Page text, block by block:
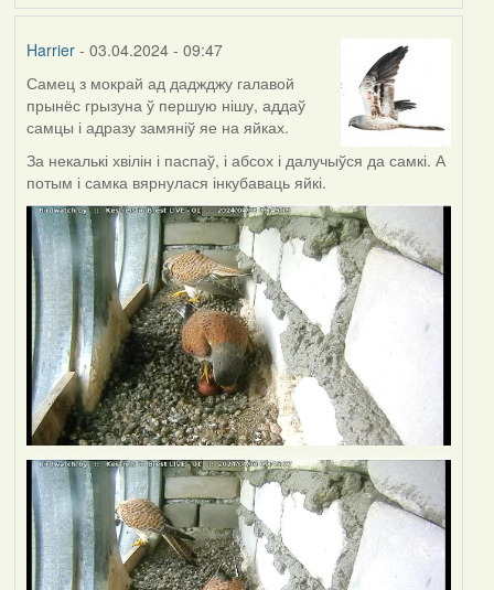
Harrier- 03.04.2024 - 09:47
Самец з мокрай ад даджджу галавой
прынёс грызуна ў першую нішу, аддаў
самцы і адразу замяніў яе на яйках.
За некалькі хвілін і паспаў, і абсох і далучыўся да самкі. А
потым і самка вярнулася інкубаваць яйкі.